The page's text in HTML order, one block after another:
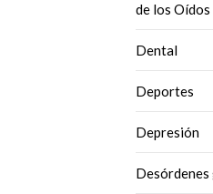
de los Oídos
Dental
Deportes
Depresión